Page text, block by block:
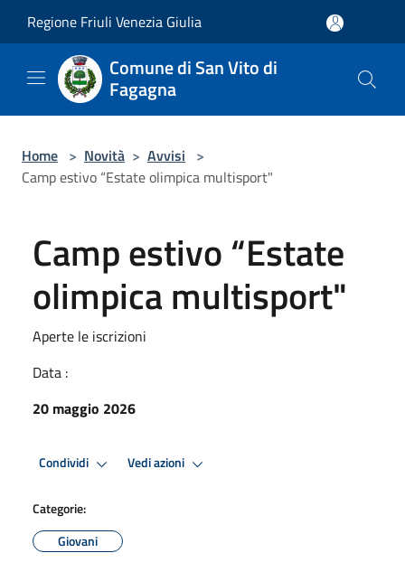
Regione Friuli Venezia Giulia
Comune di San Vito di
Fagagna
Home > Novità > Avvisi >
Camp estivo “Estate olimpica multisport"
Camp estivo “Estate
olimpica multisport"
Aperte le iscrizioni
Data :
20 maggio 2026
Condividi Vedi azioni
Categorie:
Giovani